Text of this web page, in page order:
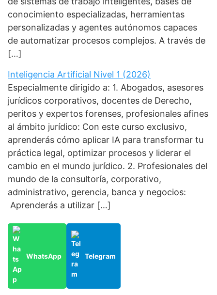
conocimiento especializadas, herramientas
personalizadas y agentes autónomos capaces
de automatizar procesos complejos. A través de
[…]
Inteligencia Artificial Nivel 1 (2026)
Especialmente dirigido a: 1. Abogados, asesores
jurídicos corporativos, docentes de Derecho,
peritos y expertos forenses, profesionales afines
al ámbito jurídico: Con este curso exclusivo,
aprenderás cómo aplicar IA para transformar tu
práctica legal, optimizar procesos y liderar el
cambio en el mundo jurídico. 2. Profesionales del
mundo de la consultoría, corporativo,
administrativo, gerencia, banca y negocios:
Aprenderás a utilizar […]
WhatsApp Telegram